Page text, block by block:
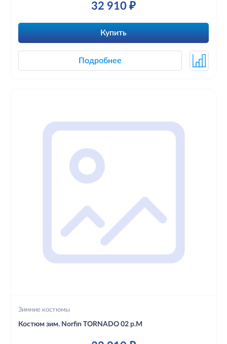
32 910 ₽
Купить
Подробнее
Зимние костюмы
Костюм зим. Norfin TORNADO 02 р.M